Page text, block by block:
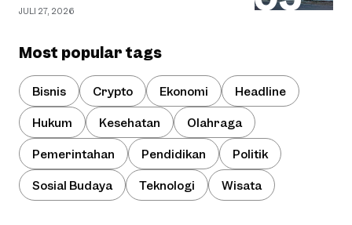
JULI 27, 2026
Most popular tags
Bisnis Crypto Ekonomi Headline
Hukum Kesehatan Olahraga
Pemerintahan Pendidikan Politik
Sosial Budaya Teknologi Wisata